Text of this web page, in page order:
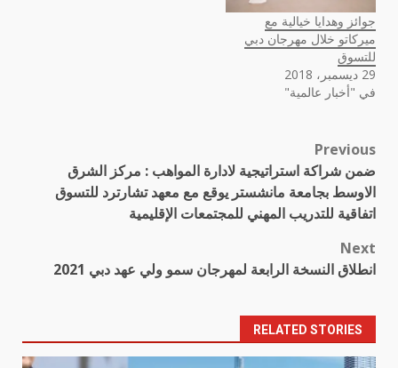
جوائز وهدايا خيالية مع
ميركاتو خلال مهرجان دبي
للتسوق
29 ديسمبر، 2018
في "أخبار عالمية"
Post
navigation
Previous
ضمن شراكة استراتيجية لادارة المواهب : مركز الشرق
الاوسط بجامعة مانشستر يوقع مع معهد تشارترد للتسوق
اتفاقية للتدريب المهني للمجتمعات الإقليمية
Next
انطلاق النسخة الرابعة لمهرجان سمو ولي عهد دبي 2021
RELATED STORIES